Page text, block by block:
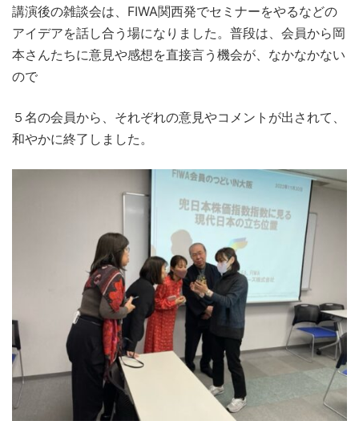
講演後の雑談会は、FIWA関西発でセミナーをやるなどの
アイデアを話し合う場になりました。普段は、会員から岡
本さんたちに意見や感想を直接言う機会が、なかなかない
ので
５名の会員から、それぞれの意見やコメントが出されて、
和やかに終了しました。